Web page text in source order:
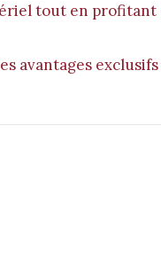
tout en profitant
avantages